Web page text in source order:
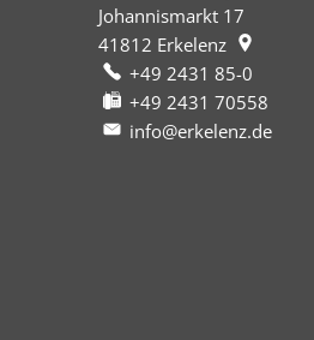
Johannismarkt 17
41812 Erkelenz
+49 2431 85-0
+49 2431 70558
info@erkelenz.de